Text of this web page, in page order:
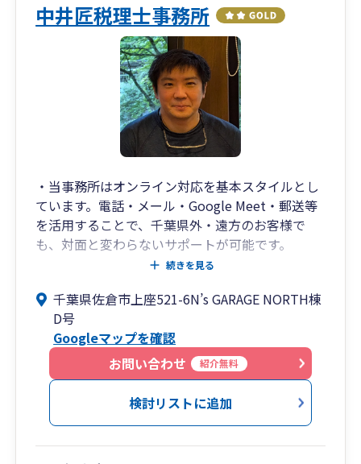
期的な成長をサポートいたします。
中井匠税理士事務所
・当事務所はオンライン対応を基本スタイルとし
ています。電話・メール・Google Meet・郵送等
を活用することで、千葉県外・遠方のお客様で
も、対面と変わらないサポートが可能です。
・千葉県佐倉市の南ユーカリが丘近郊（ユーカリ
方、個人事業主の方に特化したサービスを提供し
ております（認定経営革新等支援機関）。
・証券会社に3年ほど勤務した後、会計事務所・
税理士法人で15年以上、総合建設会社の経理責任
者として約5年の勤務と、この業界も長いので安
心してお任せください。
・税理士である私自身が担当させていただきます
続きを見る
千葉県佐倉市上座521-6N’s GARAGE NORTH棟
D号
Googleマップを確認
お問い合わせ
紹介無料
検討リストに追加